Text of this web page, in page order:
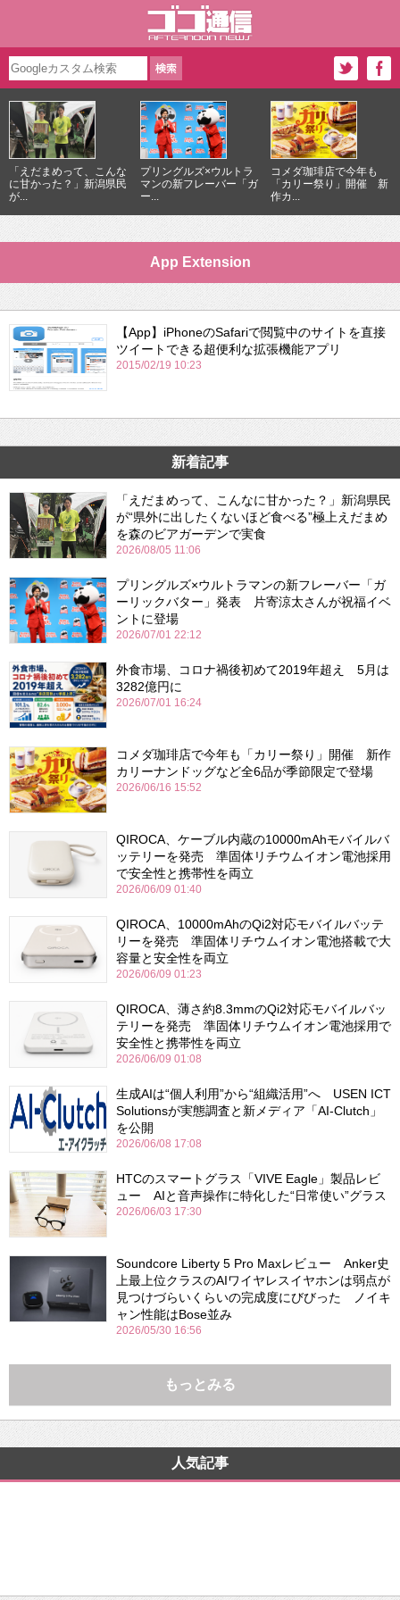
「えだまめって、こんな
に甘かった？」新潟県民
が...
プリングルズ×ウルトラ
マンの新フレーバー「ガ
ー...
コメダ珈琲店で今年も
「カリー祭り」開催 新
作カ...
App Extension
【App】iPhoneのSafariで閲覧中のサイトを直接
ツイートできる超便利な拡張機能アプリ
2015/02/19 10:23
新着記事
「えだまめって、こんなに甘かった？」新潟県民
が“県外に出したくないほど食べる”極上えだまめ
を森のビアガーデンで実食
2026/08/05 11:06
プリングルズ×ウルトラマンの新フレーバー「ガ
ーリックバター」発表 片寄涼太さんが祝福イベ
ントに登場
2026/07/01 22:12
外食市場、コロナ禍後初めて2019年超え 5月は
3282億円に
2026/07/01 16:24
コメダ珈琲店で今年も「カリー祭り」開催 新作
カリーナンドッグなど全6品が季節限定で登場
2026/06/16 15:52
QIROCA、ケーブル内蔵の10000mAhモバイルバ
ッテリーを発売 準固体リチウムイオン電池採用
で安全性と携帯性を両立
2026/06/09 01:40
QIROCA、10000mAhのQi2対応モバイルバッテ
リーを発売 準固体リチウムイオン電池搭載で大
容量と安全性を両立
2026/06/09 01:23
QIROCA、薄さ約8.3mmのQi2対応モバイルバッ
テリーを発売 準固体リチウムイオン電池採用で
安全性と携帯性を両立
2026/06/09 01:08
生成AIは“個人利用”から“組織活用”へ USEN ICT
Solutionsが実態調査と新メディア「AI-Clutch」
を公開
2026/06/08 17:08
HTCのスマートグラス「VIVE Eagle」製品レビ
ュー AIと音声操作に特化した“日常使い”グラス
2026/06/03 17:30
Soundcore Liberty 5 Pro Maxレビュー Anker史
上最上位クラスのAIワイヤレスイヤホンは弱点が
見つけづらいくらいの完成度にびびった ノイキ
ャン性能はBose並み
2026/05/30 16:56
もっとみる
人気記事